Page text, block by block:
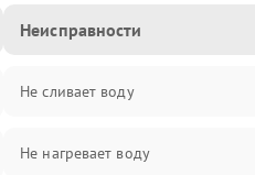
Неисправности
Не сливает воду
Не нагревает воду